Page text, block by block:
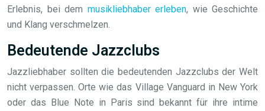
Erlebnis, bei dem musikliebhaber erleben, wie Geschichte
und Klang verschmelzen.
Bedeutende Jazzclubs
Jazzliebhaber sollten die bedeutenden Jazzclubs der Welt
nicht verpassen. Orte wie das Village Vanguard in New York
oder das Blue Note in Paris sind bekannt für ihre intime